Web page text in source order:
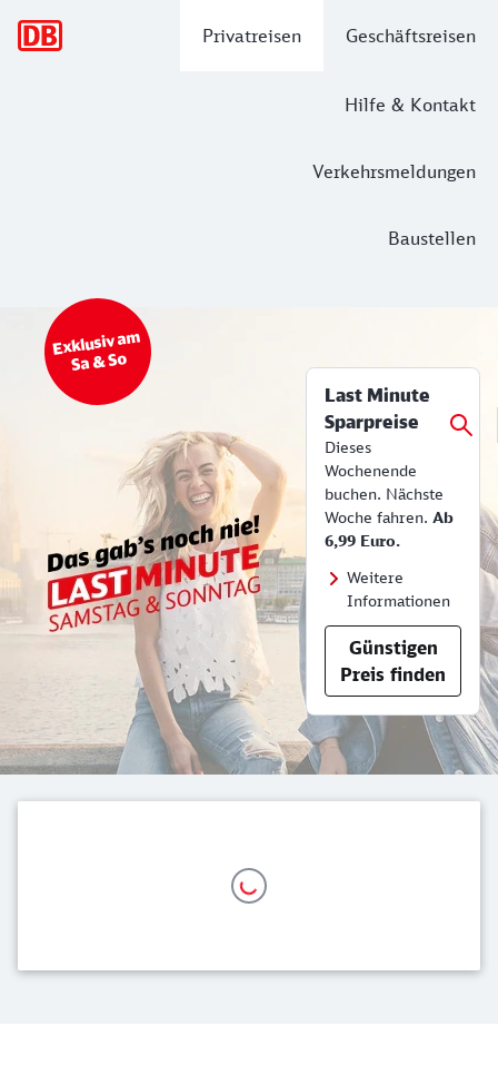
Privatreisen Geschäftsreisen
Hilfe & Kontakt
Verkehrsmeldungen
Baustellen
Bahn Tickets & Services
Top Angebot
Exklusiv am
Sa & So
Last Minute
Sparpreise
Dieses
Wochenende
buchen. Nächste
Woche fahren. Ab
6,99 Euro.
Weitere
Informationen
Günstigen
Preis finden